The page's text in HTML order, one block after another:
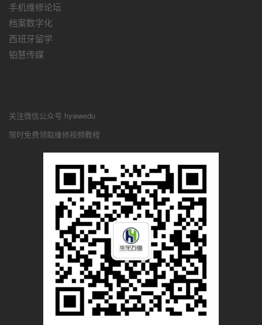
手机维修论坛
档案数字化
西班牙留学
铂慧传媒
关注微信公众号 hywwedu
限时免费领取维修视频教程